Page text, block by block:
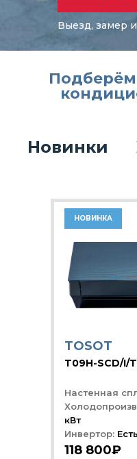
Выезд, замер и
Новинки
TOSOT
118 800₽
НОВИНКА
T09H-SCD/I/
Настенная
кВт
Инвертор: Есть